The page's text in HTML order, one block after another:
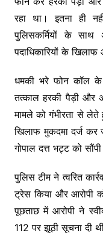
रहा था। इतना ही
पुलिसकर्मियों के
पदाधिकारियों के खिलाफ
धमकी भरे फोन कॉल के
तत्काल हरकी पैड़ी और
मामले को गंभीरता से लेते
खिलाफ मुकदमा दर्ज कर
गोपाल दत्त भट्ट को
पुलिस टीम ने त्वरित
ट्रेस किया और आरोपी
पूछताछ में आरोपी ने
112 पर झूठी सूचना दी